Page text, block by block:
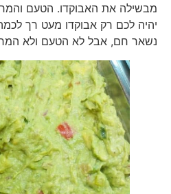
מבשילה את האבוקדו. הטעם והמרקם
יהיה לכם רק אבוקדו מעט רך לכמה
נשאר חם, אבל לא הטעם ולא